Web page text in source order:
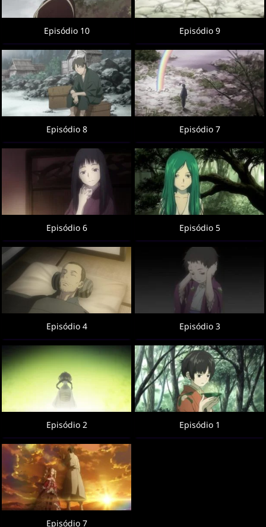
Episódio 10 Episódio 9
Episódio 8 Episódio 7
Episódio 6 Episódio 5
Episódio 4 Episódio 3
Episódio 2 Episódio 1
Episódio 7